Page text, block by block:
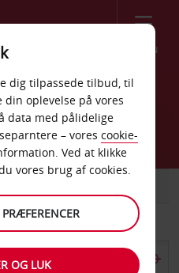
Menu
dig tilpassede tilbud, til
oplevelse på vores
data med pålidelige
– vores cookie-
Ved at klikke
vores brug af cookies.
OG LUK